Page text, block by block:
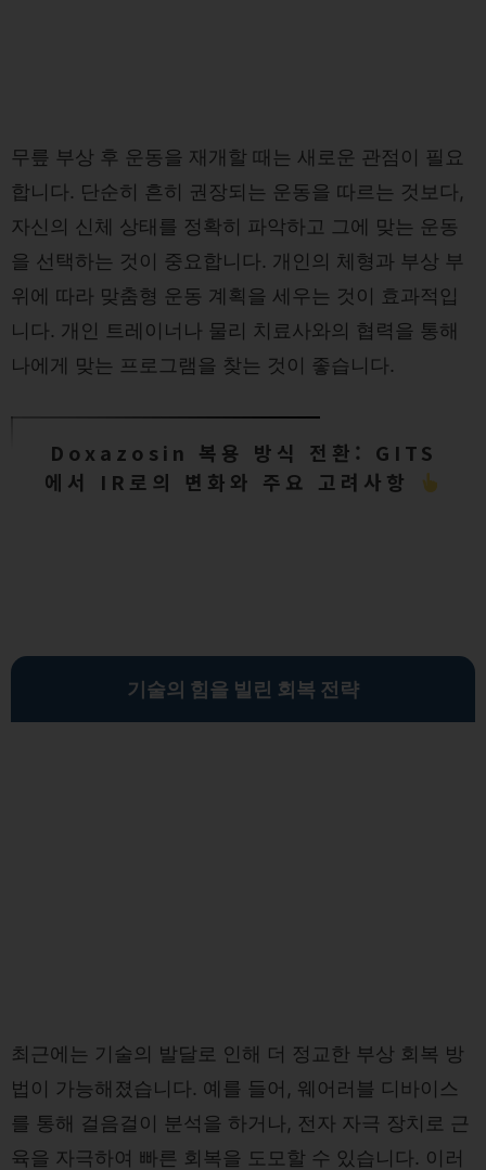
무릎 부상 후 운동을 재개할 때는 새로운 관점이 필요
합니다. 단순히 흔히 권장되는 운동을 따르는 것보다,
자신의 신체 상태를 정확히 파악하고 그에 맞는 운동
을 선택하는 것이 중요합니다. 개인의 체형과 부상 부
위에 따라 맞춤형 운동 계획을 세우는 것이 효과적입
니다. 개인 트레이너나 물리 치료사와의 협력을 통해
나에게 맞는 프로그램을 찾는 것이 좋습니다.
Doxazosin 복용 방식 전환: GITS
에서 IR로의 변화와 주요 고려사항
기술의 힘을 빌린 회복 전략
최근에는 기술의 발달로 인해 더 정교한 부상 회복 방
법이 가능해졌습니다. 예를 들어, 웨어러블 디바이스
를 통해 걸음걸이 분석을 하거나, 전자 자극 장치로 근
육을 자극하여 빠른 회복을 도모할 수 있습니다. 이러